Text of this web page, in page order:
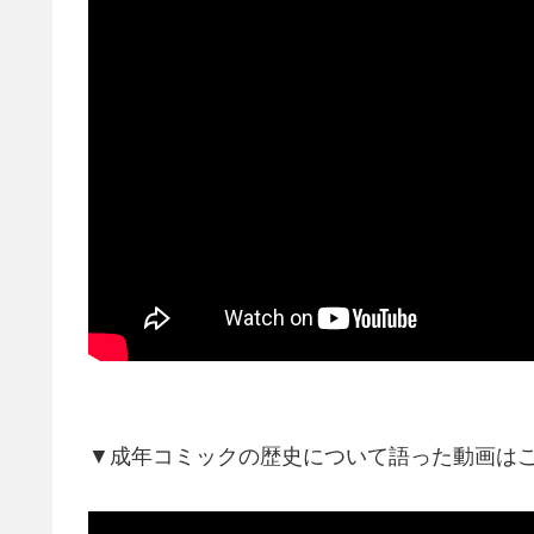
▼成年コミックの歴史について語った動画は